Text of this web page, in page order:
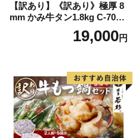
【訳あり】《訳あり》極厚 8
mm かみ牛タン1.8kg C-709-
19,000円